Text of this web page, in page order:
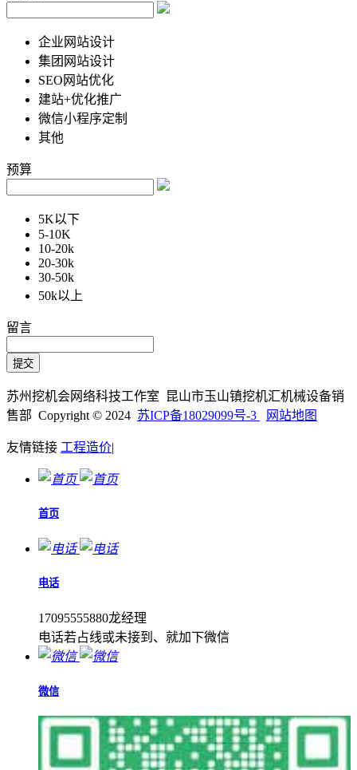
企业网站设计
集团网站设计
SEO网站优化
建站+优化推广
微信小程序定制
其他
预算
5K以下
5-10K
10-20k
20-30k
30-50k
50k以上
留言
苏州挖机会网络科技工作室 昆山市玉山镇挖机汇机械设备销
售部 Copyright © 2024 苏ICP备18029099号-3 网站地图
友情链接 工程造价|
首页
电话
17095555880龙经理
电话若占线或未接到、就加下微信
微信